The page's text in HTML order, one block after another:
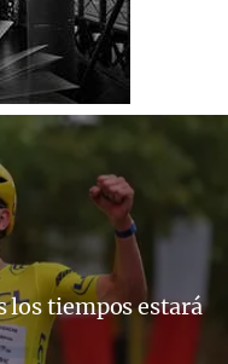
los tiempos estará